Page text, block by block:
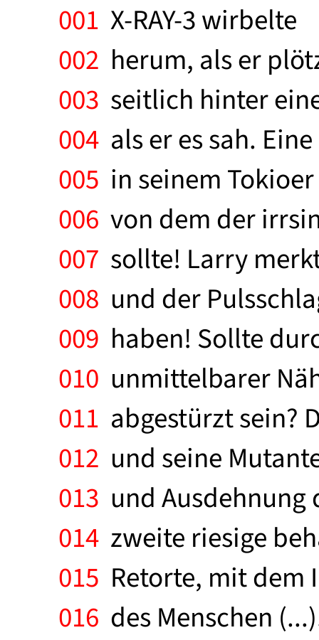
001 X-RAY-3 wirbelte
002 herum, als er
003 seitlich hinter
004 als er es sah.
005 in seinem
006 von dem der
007 sollte! Larry
008 und der
009 haben! Sollte
010 unmittelbarer
011 abgestürzt sein?
012 und seine
013 und
014 zweite riesige
015 Retorte, mit dem
016 des Menschen